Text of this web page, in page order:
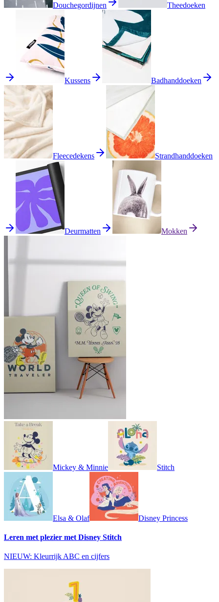
Douchegordijnen Theedoeken
Kussens Badhanddoeken
Fleecedekens Strandhanddoeken
Deurmatten Mokken
Mickey & Minnie Stitch
Elsa & Olaf Disney Princess
Leren met plezier met Disney Stitch
NIEUW: Kleurrijk ABC en cijfers